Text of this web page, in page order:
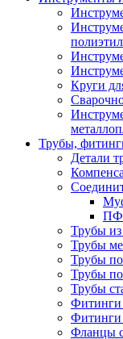
Круги
Трубы,
Детали
Трубы
Трубы
Трубы
Трубы
Трубы
Фитинги
Фитинги
Фланцы